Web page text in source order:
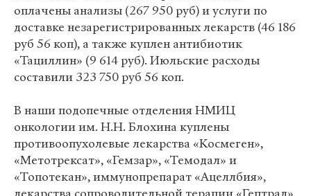
оплачены анализы (267 950 руб) и услуги по
доставке незарегистрированных лекарств (46 186
руб 56 коп), а также куплен антибиотик
«Тациллин» (9 614 руб). Июльские расходы
составили 323 750 руб 56 коп.
В наши подопечные отделения НМИЦ
онкологии им. Н.Н. Блохина куплены
противоопухолевые лекарства «Космеген»,
«Метотрексат», «Гемзар», «Темодал» и
«Топотекан», иммунопрепарат «Ацеллбия»,